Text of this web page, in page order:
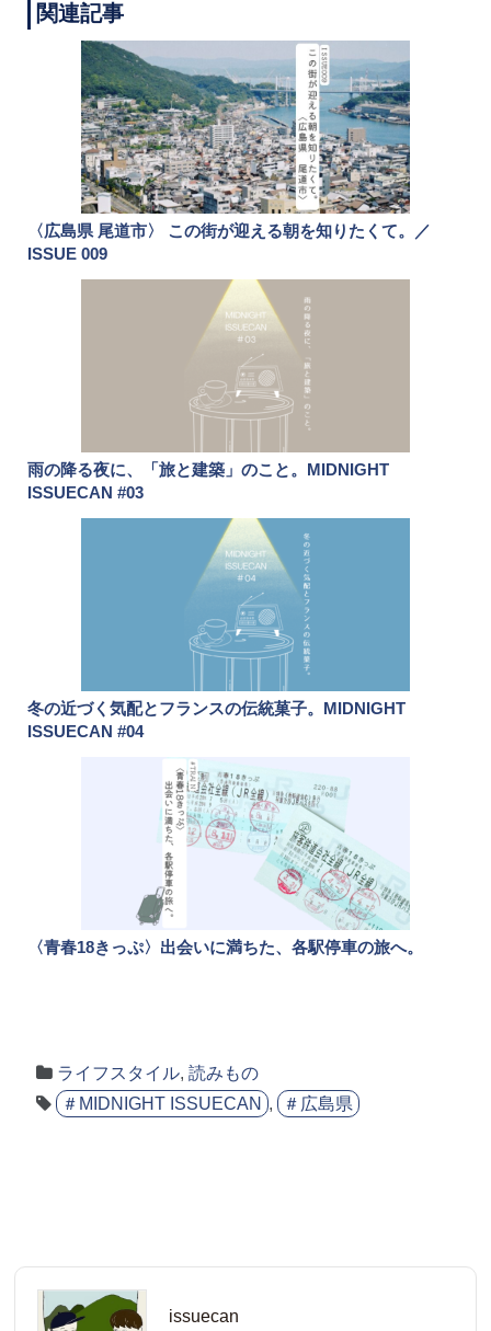
関連記事
〈広島県 尾道市〉 この街が迎える朝を知りたくて。／
ISSUE 009
雨の降る夜に、「旅と建築」のこと。MIDNIGHT
ISSUECAN #03
冬の近づく気配とフランスの伝統菓子。MIDNIGHT
ISSUECAN #04
〈青春18きっぷ〉出会いに満ちた、各駅停車の旅へ。
ライフスタイル,読みもの
＃MIDNIGHT ISSUECAN , ＃広島県
issuecan